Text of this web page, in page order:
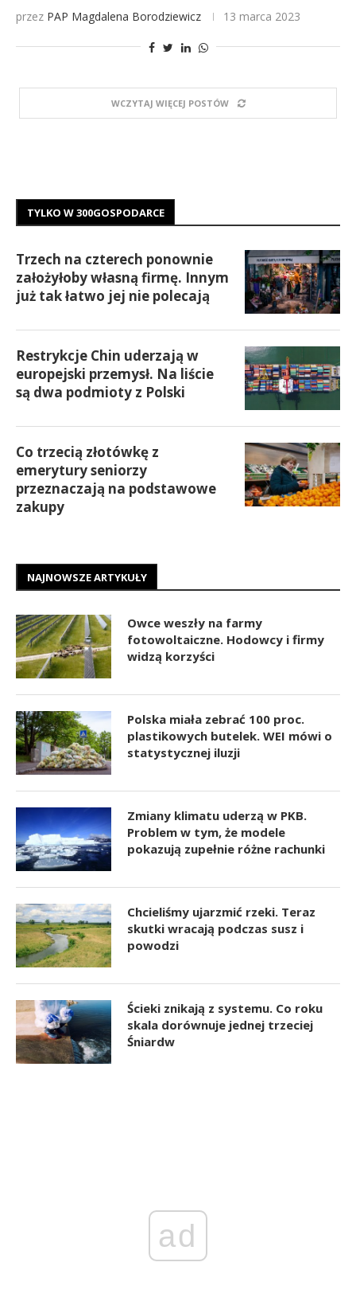
przez PAP Magdalena Borodziewicz 13 marca 2023
WCZYTAJ WIĘCEJ POSTÓW
TYLKO W 300GOSPODARCE
Trzech na czterech ponownie
założyłoby własną firmę. Innym
już tak łatwo jej nie polecają
Restrykcje Chin uderzają w
europejski przemysł. Na liście
są dwa podmioty z Polski
Co trzecią złotówkę z
emerytury seniorzy
przeznaczają na podstawowe
zakupy
NAJNOWSZE ARTYKUŁY
Owce weszły na farmy
fotowoltaiczne. Hodowcy i firmy
widzą korzyści
Polska miała zebrać 100 proc.
plastikowych butelek. WEI mówi o
statystycznej iluzji
Zmiany klimatu uderzą w PKB.
Problem w tym, że modele
pokazują zupełnie różne rachunki
Chcieliśmy ujarzmić rzeki. Teraz
skutki wracają podczas susz i
powodzi
Ścieki znikają z systemu. Co roku
skala dorównuje jednej trzeciej
Śniardw
ad